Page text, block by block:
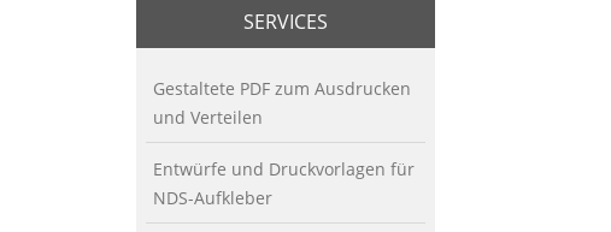
SERVICES
Gestaltete PDF zum Ausdrucken
und Verteilen
Entwürfe und Druckvorlagen für
NDS-Aufkleber